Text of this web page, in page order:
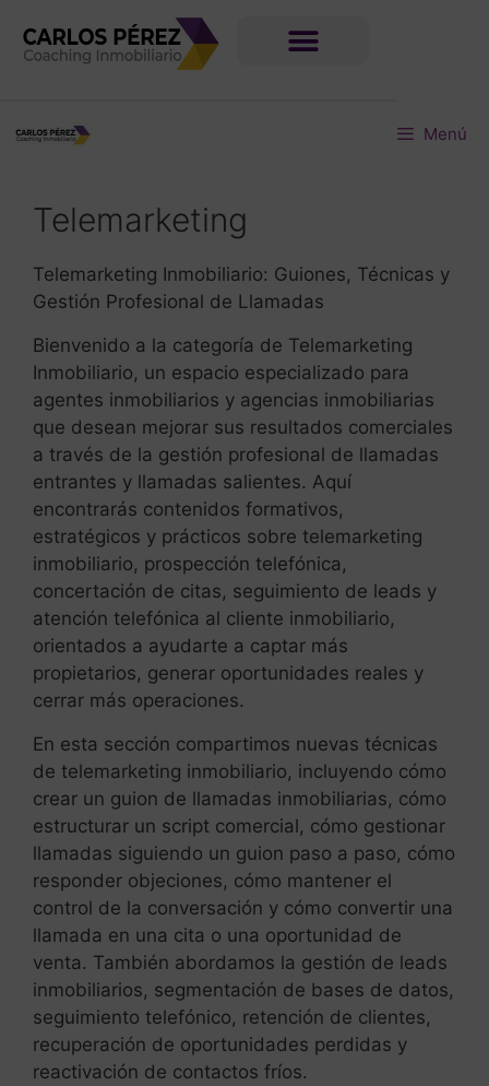
Menú
Telemarketing
Telemarketing Inmobiliario: Guiones, Técnicas y
Gestión Profesional de Llamadas
Bienvenido a la categoría de Telemarketing
Inmobiliario, un espacio especializado para
agentes inmobiliarios y agencias inmobiliarias
que desean mejorar sus resultados comerciales
a través de la gestión profesional de llamadas
entrantes y llamadas salientes. Aquí
encontrarás contenidos formativos,
estratégicos y prácticos sobre telemarketing
inmobiliario, prospección telefónica,
concertación de citas, seguimiento de leads y
atención telefónica al cliente inmobiliario,
orientados a ayudarte a captar más
propietarios, generar oportunidades reales y
cerrar más operaciones.
En esta sección compartimos nuevas técnicas
de telemarketing inmobiliario, incluyendo cómo
crear un guion de llamadas inmobiliarias, cómo
estructurar un script comercial, cómo gestionar
llamadas siguiendo un guion paso a paso, cómo
responder objeciones, cómo mantener el
control de la conversación y cómo convertir una
llamada en una cita o una oportunidad de
venta. También abordamos la gestión de leads
inmobiliarios, segmentación de bases de datos,
seguimiento telefónico, retención de clientes,
recuperación de oportunidades perdidas y
reactivación de contactos fríos.